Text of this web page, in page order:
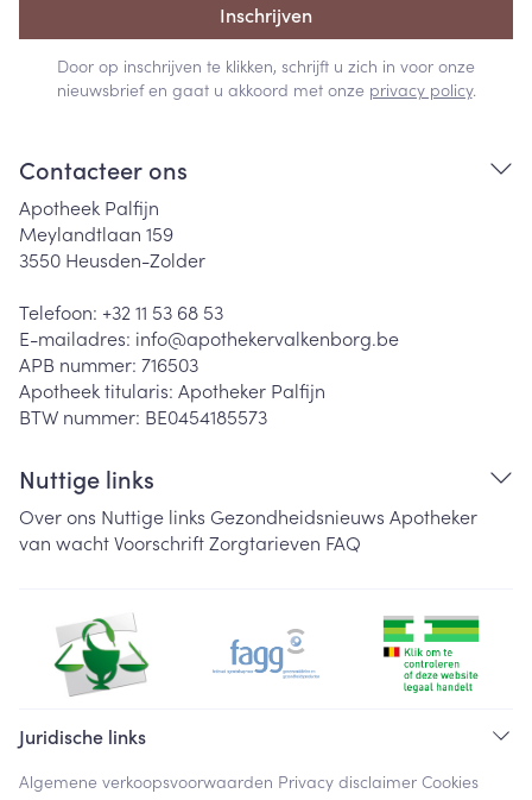
Inschrijven
Door op inschrijven te klikken, schrijft u zich in voor onze
nieuwsbrief en gaat u akkoord met onze privacy policy.
Contacteer ons
Apotheek Palfijn
Meylandtlaan 159
3550 Heusden-Zolder
Telefoon: +32 11 53 68 53
E-mailadres: info@apothekervalkenborg.be
APB nummer: 716503
Apotheek titularis: Apotheker Palfijn
BTW nummer: BE0454185573
Nuttige links
Over ons Nuttige links Gezondheidsnieuws Apotheker
van wachtVoorschriftZorgtarieven FAQ
Juridische links
Algemene verkoopsvoorwaarden Privacy disclaimer Cookies